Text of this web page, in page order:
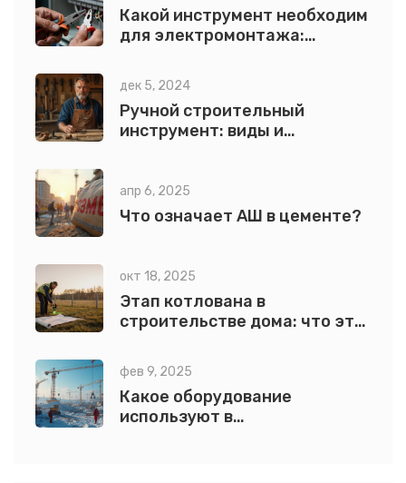
Какой инструмент необходим
для электромонтажа:
вещей
дек 5, 2024
Ручной строительный
инструмент: виды и
апр 6, 2025
Что означает АШ в цементе?
окт 18, 2025
Этап котлована в
строительстве дома: что это
фев 9, 2025
Какое оборудование
используют в